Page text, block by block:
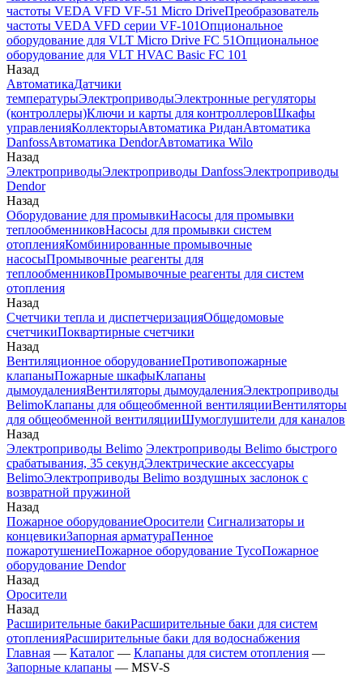
частоты VEDA VFD VF-51 Micro DriveПреобразователь
частоты VEDA VFD серии VF-101Опциональное
оборудование для VLT Micro Drive FC 51Опциональное
оборудование для VLT HVAC Basic FC 101
Назад
АвтоматикаДатчики
температурыЭлектроприводыЭлектронные регуляторы
(контроллеры)Ключи и карты для контроллеровШкафы
управленияКоллекторыАвтоматика РиданАвтоматика
DanfossАвтоматика DendorАвтоматика Wilo
Назад
ЭлектроприводыЭлектроприводы DanfossЭлектроприводы
Dendor
Назад
Оборудование для промывкиНасосы для промывки
теплообменниковНасосы для промывки систем
отопленияКомбинированные промывочные
насосыПромывочные реагенты для
теплообменниковПромывочные реагенты для систем
отопления
Назад
Счетчики тепла и диспетчеризацияОбщедомовые
счетчикиПоквартирные счетчики
Назад
Вентиляционное оборудованиеПротивопожарные
клапаныПожарные шкафыКлапаны
дымоудаленияВентиляторы дымоудаленияЭлектроприводы
BelimoКлапаны для общеобменной вентиляцииВентиляторы
для общеобменной вентиляцииШумоглушители для каналов
Назад
Электроприводы Belimo Электроприводы Belimo быстрого
срабатывания, 35 секундЭлектрические аксессуары
BelimoЭлектроприводы Belimo воздушных заслонок c
возвратной пружиной
Назад
Пожарное оборудованиеОросители Сигнализаторы и
концевикиЗапорная арматураПенное
пожаротушениеПожарное оборудование TycoПожарное
оборудование Dendor
Назад
Оросители
Назад
Расширительные бакиРасширительные баки для систем
отопленияРасширительные баки для водоснабжения
Главная — Каталог — Клапаны для систем отопления —
Запорные клапаны — MSV-S